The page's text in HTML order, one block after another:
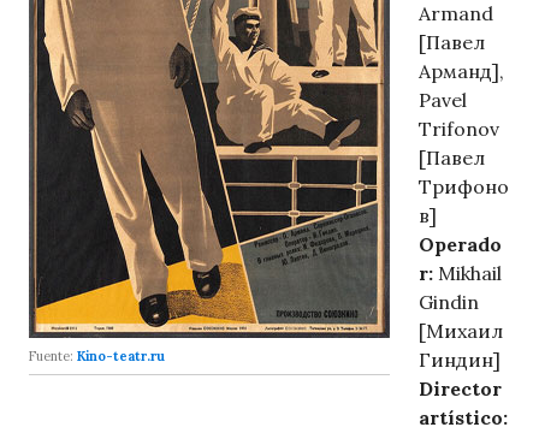
Fuente: Kino-teatr.ru
Armand
[Павел
Арманд],
Pavel
Trifonov
[Павел
Трифоно
в]
Operado
r: Mikhail
Gindin
[Михаил
Гиндин]
Director
artístico: